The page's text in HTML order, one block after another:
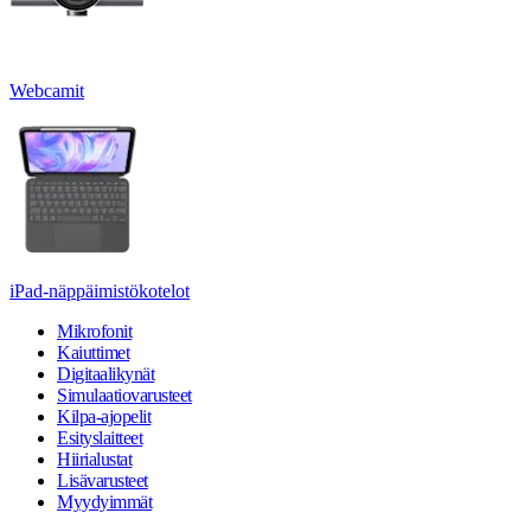
Webcamit
iPad-näppäimistökotelot
Mikrofonit
Kaiuttimet
Digitaalikynät
Simulaatiovarusteet
Kilpa-ajopelit
Esityslaitteet
Hiirialustat
Lisävarusteet
Myydyimmät